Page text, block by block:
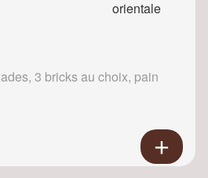
3 bricks au choix, pain